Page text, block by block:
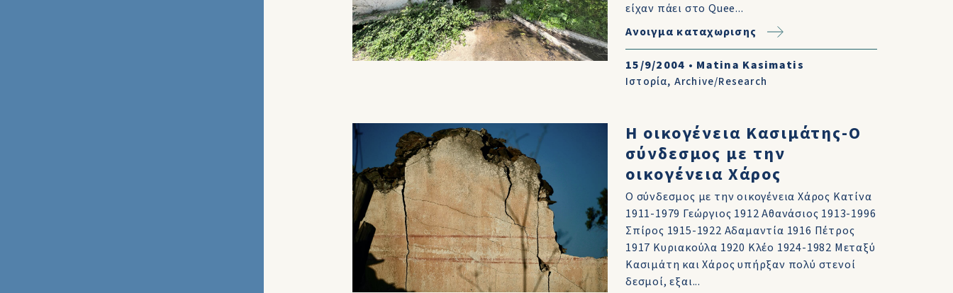
είχαν πάει στο Quee...
Ανοιγμα καταχωρισης
15/9/2004 • Matina Kasimatis
Ιστορία, Archive/Research
Η οικογένεια Κασιμάτης-Ο
σύνδεσμος με την
οικογένεια Χάρος
Ο σύνδεσμος με την οικογένεια Χάρος Κατίνα
1911-1979 Γεώργιος 1912 Αθανάσιος 1913-1996
Σπίρος 1915-1922 Αδαμαντία 1916 Πέτρος
1917 Κυριακούλα 1920 Κλέο 1924-1982 Μεταξύ
Κασιμάτη και Χάρος υπήρξαν πολύ στενοί
δεσμοί, εξαι...